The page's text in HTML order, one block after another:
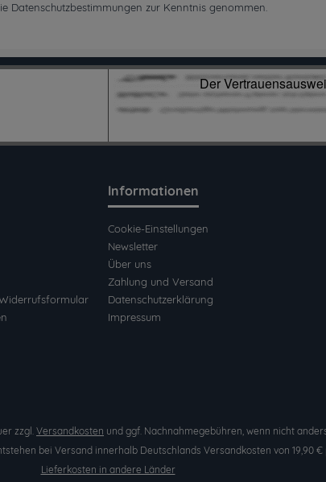
Datenschutzbestimmungen zur Kenntnis genommen.
Informationen
Cookie-Einstellungen
Newsletter
Über uns
Zahlung und Versand
Datenschutzerklärung
Impressum
zzgl. Versandkosten und ggf. Nachnahmegebühren, wenn nicht
bei Versand innerhalb Deutschlands Versandkosten von 19,90
Lieferkosten in andere Länder